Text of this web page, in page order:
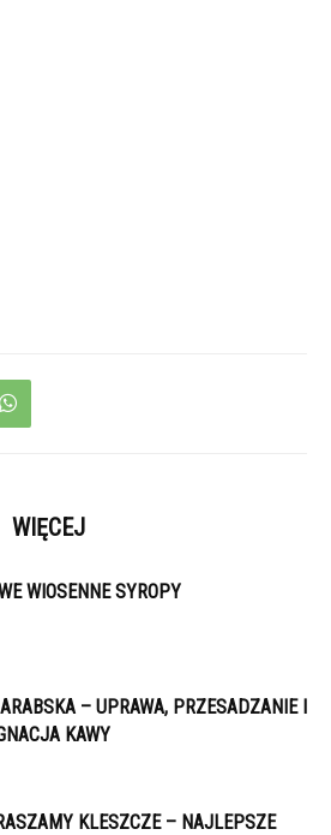
WIĘCEJ
WIOSENNE SYROPY
– UPRAWA, PRZESADZANIE I
KAWY
KLESZCZE – NAJLEPSZE